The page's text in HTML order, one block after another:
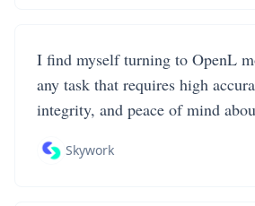
I find myself turning to OpenL
any task that requires high
integrity, and peace of mind
Skywork